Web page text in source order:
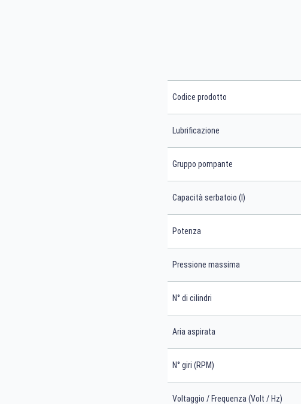
Codice prodotto
Lubrificazione
Gruppo pompante
Capacità serbatoio (l)
Potenza
Pressione massima
N° di cilindri
Aria aspirata
N° giri (RPM)
Voltaggio / Frequenza (Volt / Hz)